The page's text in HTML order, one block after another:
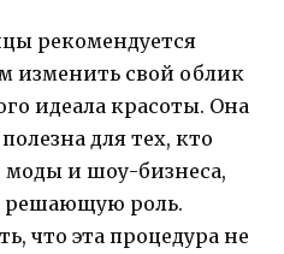
рекомендуется
свой облик
идеала красоты. Она
для тех, кто
моды и шоу-бизнеса,
решающую роль.
что эта процедура не